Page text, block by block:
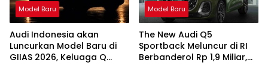
Model Baru
Audi Indonesia akan
Luncurkan Model Baru di
GIIAS 2026, Keluaga Q
Model Baru
The New Audi Q5
Sportback Meluncur di RI
Berbanderol Rp 1,9 Miliar,